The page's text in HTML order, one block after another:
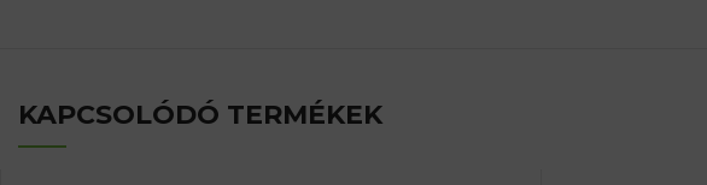
KAPCSOLÓDÓ TERMÉKEK